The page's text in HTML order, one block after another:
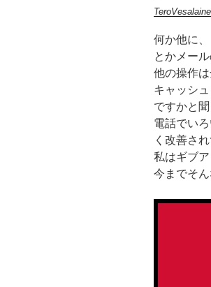
何か他に
とかメー
他の操作は
キャッシ
ですかと
電話でい
く改善さ
私はギブア
今までそん